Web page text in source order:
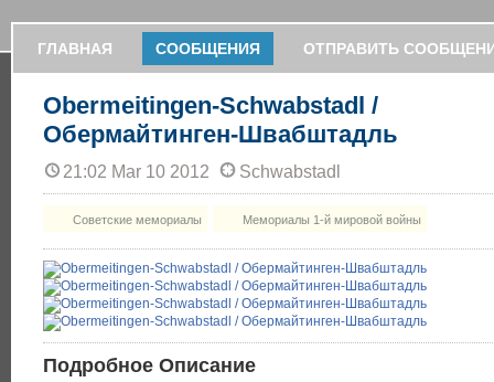
ГЛАВНАЯ СООБЩЕНИЯ ОТПРАВИТЬ
Obermeitingen-Schwabstadl /
Обермайтинген-Швабштадль
21:02 Mar 10 2012 Schwabstadl
Советские мемориалы Мемориалы 1-й мировой войны
Подробное Описание